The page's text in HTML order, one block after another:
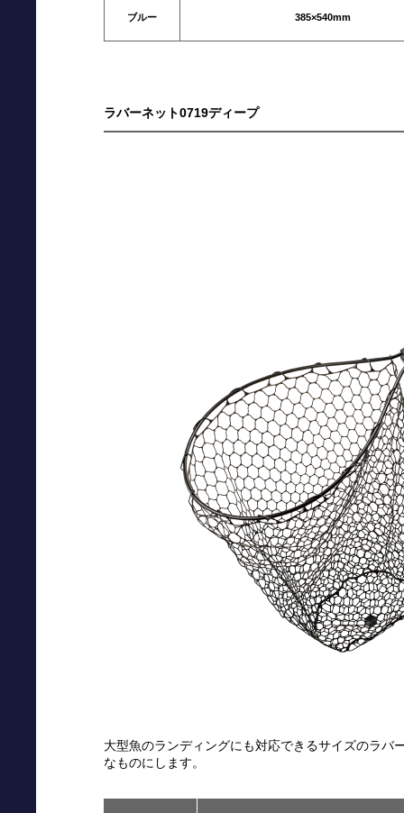
ブルー 385×540mm
ラバーネット0719ディープ
大型魚のランディングにも対応できるサイズのラバ
なものにします。